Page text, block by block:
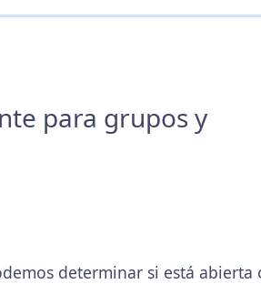
para grupos y
determinar si está abierta